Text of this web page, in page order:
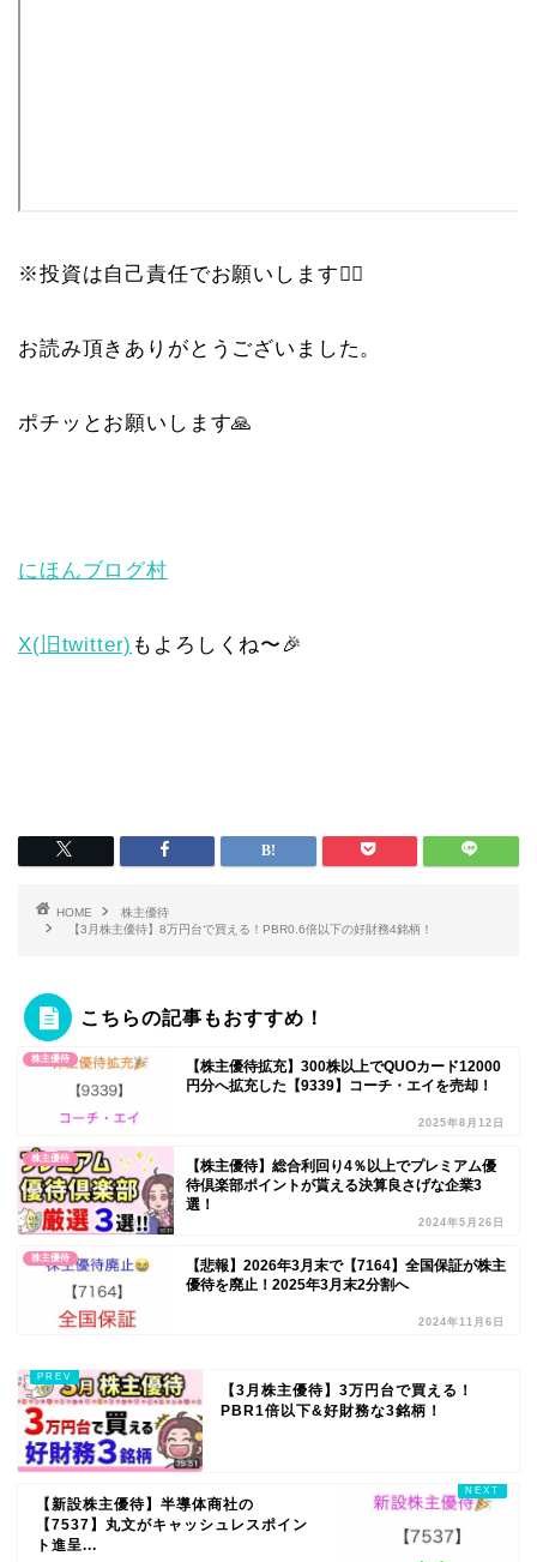
※投資は自己責任でお願いします🙇‍♀️
お読み頂きありがとうございました。
ポチッとお願いします🙏
にほんブログ村
X(旧twitter) もよろしくね〜🎉
HOME
株主優待
【3月株主優待】8万円台で買える！PBR0.6倍以下の好財務4銘柄！
こちらの記事もおすすめ！
株主優待
【株主優待拡充】300株以上でQUOカード12000
円分へ拡充した【9339】コーチ・エイを売却！
2025年8月12日
株主優待
【株主優待】総合利回り4％以上でプレミアム優
待倶楽部ポイントが貰える決算良さげな企業3
選！
2024年5月26日
株主優待
【悲報】2026年3月末で【7164】全国保証が株主
優待を廃止！2025年3月末2分割へ
2024年11月6日
【3月株主優待】3万円台で買える！
PBR1倍以下&好財務な3銘柄！
【新設株主優待】半導体商社の
【7537】丸文がキャッシュレスポイン
ト進呈...